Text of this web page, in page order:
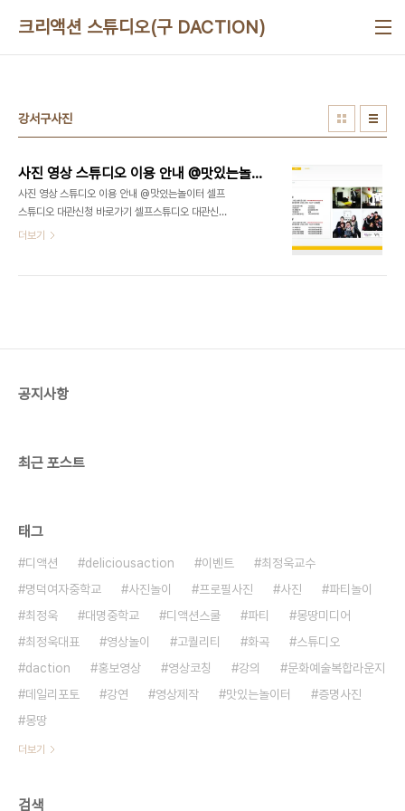
크리액션 스튜디오(구 DACTION)
강서구사진
사진 영상 스튜디오 이용 안내 @맛있는놀이터
사진 영상 스튜디오 이용 안내 @맛있는놀이터 셀프
스튜디오 대관신청 바로가기 셀프스튜디오 대관신청
바로가기 강서구 No.1 유일한 문화예술복합라운지,
더보기
공지사항
최근 포스트
태그
디액션 deliciousaction 이벤트
최정욱교수
명덕여자중학교
사진놀이 프로필사진 사진
파티놀이
최정욱
대명중학교 디액션스쿨 파티
몽땅미디어
최정욱대표
영상놀이 고퀄리티 화곡
스튜디오
daction
홍보영상 영상코칭 강의
문화예술복합라운지
데일리포토
강연 영상제작 맛있는놀이터
증명사진
몽땅
더보기
검색